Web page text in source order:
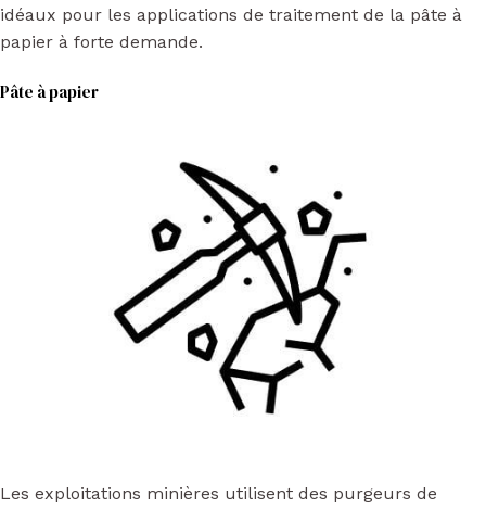
idéaux pour les applications de traitement de la pâte à
papier à forte demande.
Pâte à papier
Les exploitations minières utilisent des purgeurs de